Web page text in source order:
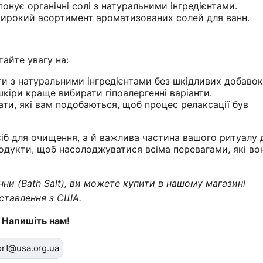
органічні солі з натуральними інгредієнтами.
асортимент ароматизованих солей для ванн.
увагу на:
з натуральними інгредієнтами без шкідливих
краще вибирати гіпоалергенні варіанти.
які вам подобаються, щоб процес релаксації був
для очищення, а й важлива частина вашого ритуалу
щоб насолоджуватися всіма перевагами, які
(Bath Salt), ви можете купити в нашому магазині
з США.
нам!